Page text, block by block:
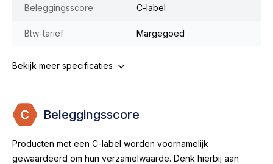
Beleggingsscore C-label
Btw-tarief Margegoed
Bekijk meer specificaties
Beleggingsscore
Producten met een C-label worden voornamelijk
gewaardeerd om hun verzamelwaarde. Denk hierbij aan